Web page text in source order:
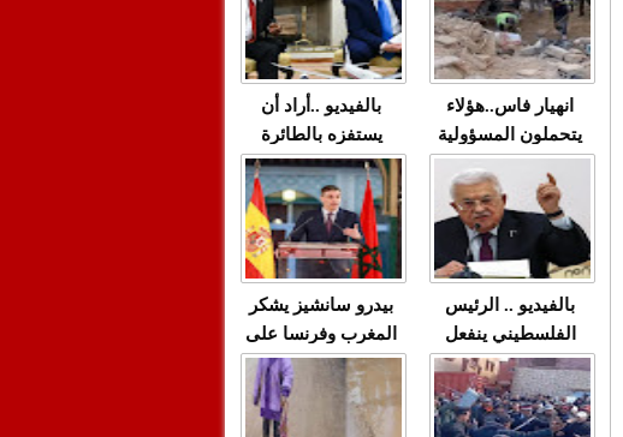
شركة "سيتي باص"
مقاتلات من نوع F-16
تابعة للقوات الجوية
الملكية المغربية
بالفيديو ..أراد أن
يستفزه بالطائرة
القطرية لكن ترامب
فضحه أمام العالم
بالحجة والدليل
انهيار فاس..هؤلاء
يتحملون المسؤولية
ومآسي العمارات
العشوائية مفتوحة
بيدرو سانشيز يشكر
المغرب وفرنسا على
استعادة الكهرباء عقب
انقطاعه في شبه
الجزيرة الإيبيرية
بالفيديو .. الرئيس
الفلسطيني ينفعل
ويهاجم حماس بألفاظ
قاسية على الهواء